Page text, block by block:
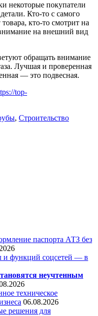
некоторые покупатели
Кто-то с самого
кто-то смотрит на
на внешний вид
обращать внимание
Лучшая и проверенная
— это подвесная.
top-
, Строительство
паспорта АТЗ без
и функций соцсетей — в
неучтенным
техническое
06.08.2026
решения для